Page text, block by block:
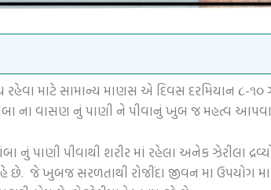
રહેવા માટે સામાન્ય માણસ એ દિવસ દરમિયાન ૮-
ના વાસણ નું પાણી ને પીવાનું ખુબ જ મહત્વ
પાણી પીવાથી શરીર માં રહેલા અનેક ઝેરીલા
છે. જે ખુબજ સરળતાથી રોજીંદા જીવન મા ઉપયોગ